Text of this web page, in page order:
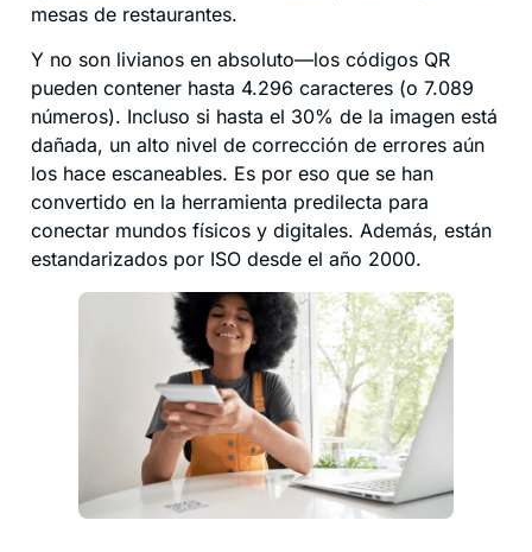
mesas de restaurantes.
Y no son livianos en absoluto—los códigos QR
pueden contener hasta 4.296 caracteres (o 7.089
números). Incluso si hasta el 30% de la imagen está
dañada, un alto nivel de corrección de errores aún
los hace escaneables. Es por eso que se han
convertido en la herramienta predilecta para
conectar mundos físicos y digitales. Además, están
estandarizados por ISO desde el año 2000.